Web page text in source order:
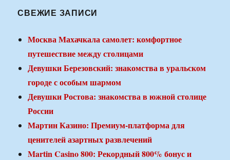
СВЕЖИЕ ЗАПИСИ
Москва Махачкала самолет: комфортное
путешествие между столицами
Девушки Березовский: знакомства в уральском
городе с особым шармом
Девушки Ростова: знакомства в южной столице
России
Мартин Казино: Премиум-платформа для
ценителей азартных развлечений
Martin Casino 800: Рекордный 800% бонус и